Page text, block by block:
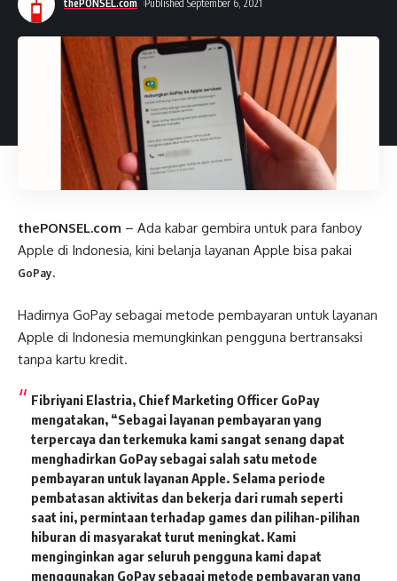
thePONSEL.com Published September 6, 2021
thePONSEL.com – Ada kabar gembira untuk para fanboy
Apple di Indonesia, kini belanja layanan Apple bisa pakai
GoPay.
Hadirnya GoPay sebagai metode pembayaran untuk layanan
Apple di Indonesia memungkinkan pengguna bertransaksi
tanpa kartu kredit.
Fibriyani Elastria, Chief Marketing Officer GoPay
mengatakan, “Sebagai layanan pembayaran yang
terpercaya dan terkemuka kami sangat senang dapat
menghadirkan GoPay sebagai salah satu metode
pembayaran untuk layanan Apple. Selama periode
pembatasan aktivitas dan bekerja dari rumah seperti
saat ini, permintaan terhadap games dan pilihan-pilihan
hiburan di masyarakat turut meningkat. Kami
menginginkan agar seluruh pengguna kami dapat
menggunakan GoPay sebagai metode pembayaran yang